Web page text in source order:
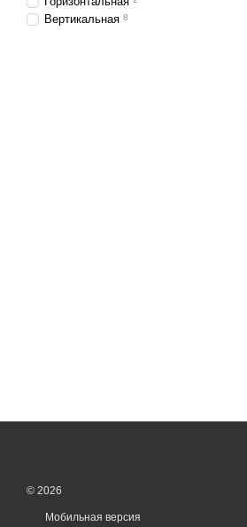
Вертикальная 8
© 2026
Мобильная версия